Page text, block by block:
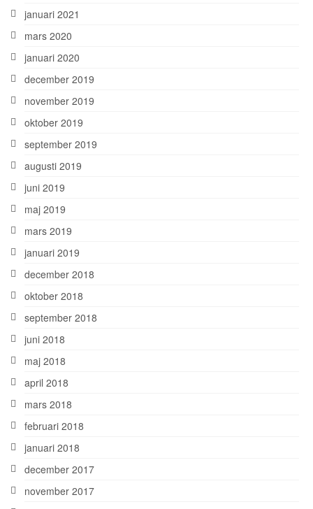
januari 2021
mars 2020
januari 2020
december 2019
november 2019
oktober 2019
september 2019
augusti 2019
juni 2019
maj 2019
mars 2019
januari 2019
december 2018
oktober 2018
september 2018
juni 2018
maj 2018
april 2018
mars 2018
februari 2018
januari 2018
december 2017
november 2017